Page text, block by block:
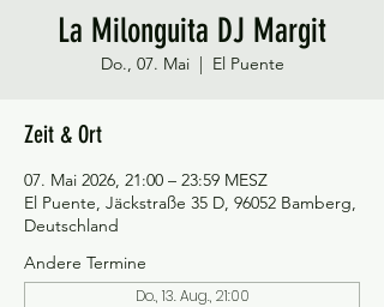
La Milonguita DJ Margit
Do., 07. Mai
  |
El Puente
Zeit & Ort
07. Mai 2026, 21:00 – 23:59 MESZ
El Puente, Jäckstraße 35 D, 96052 Bamberg,
Deutschland
Andere Termine
Do., 13. Aug., 21:00